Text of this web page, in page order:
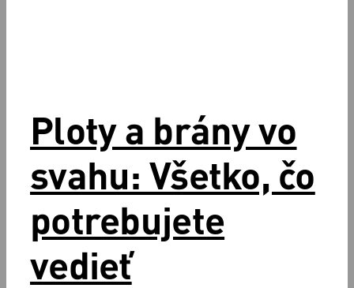
Ploty a brány vo
svahu: Všetko, čo
potrebujete
vedieť